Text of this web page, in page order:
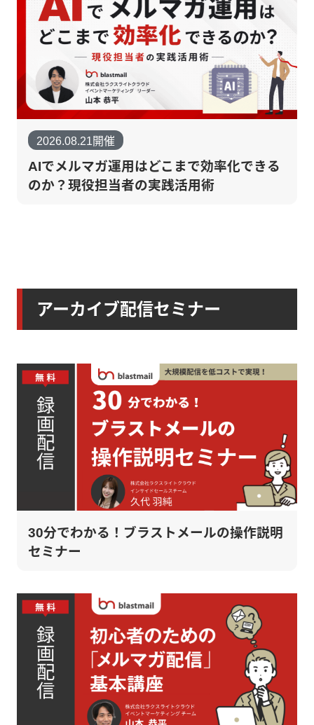
2026.08.21開催
AIでメルマガ運用はどこまで効率化できる
のか？現役担当者の実践活用術
アーカイブ配信セミナー
30分でわかる！ブラストメールの操作説明
セミナー